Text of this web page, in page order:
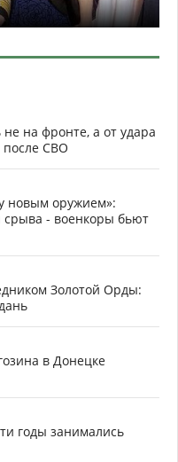
на фронте, а от удара
после СВО
новым оружием»:
срыва - военкоры бьют
Золотой Орды:
в Донецке
годы занимались